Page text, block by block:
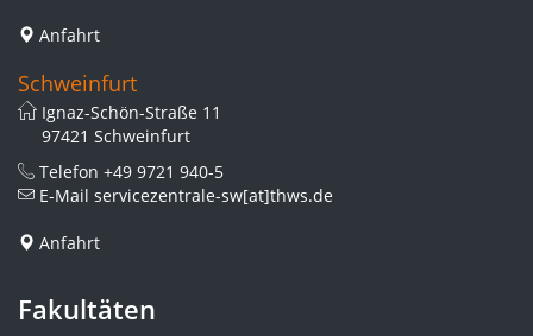
Anfahrt
Schweinfurt
Ignaz-Schön-Straße 11
97421 Schweinfurt
Telefon +49 9721 940-5
E-Mail servicezentrale-sw[at]thws.de
Anfahrt
Fakultäten